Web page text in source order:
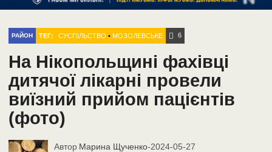
РАЙОН ТЕГ: CУСПІЛЬСТВО •МОЗОЛЕВСЬКЕ 6
На Нікопольщині фахівці
дитячої лікарні провели
виїзний прийом пацієнтів
(фото)
Автор Марина Щученко-2024-05-27